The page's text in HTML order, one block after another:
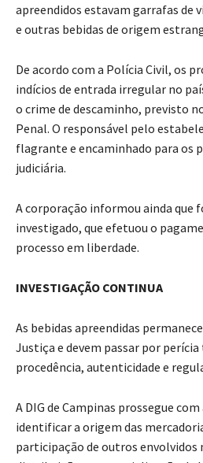
apreendidos estavam garrafas de
e outras bebidas de origem
De acordo com a Polícia Civil, os
indícios de entrada irregular no
o crime de descaminho, previsto
Penal. O responsável pelo
flagrante e encaminhado para os
judiciária.
A corporação informou ainda que
investigado, que efetuou o
processo em liberdade.
INVESTIGAÇÃO CONTINUA
As bebidas apreendidas
Justiça e devem passar por
procedência, autenticidade e
A DIG de Campinas prossegue
identificar a origem das
participação de outros envolvidos